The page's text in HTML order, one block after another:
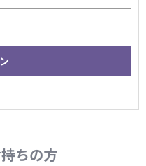
ちの方